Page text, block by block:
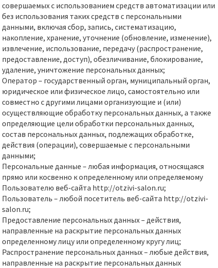
совершаемых с использованием средств автоматизации или
без использования таких средств с персональными
данными, включая сбор, запись, систематизацию,
накопление, хранение, уточнение (обновление, изменение),
извлечение, использование, передачу (распространение,
предоставление, доступ), обезличивание, блокирование,
удаление, уничтожение персональных данных;
Оператор – государственный орган, муниципальный орган,
юридическое или физическое лицо, самостоятельно или
совместно с другими лицами организующие и (или)
осуществляющие обработку персональных данных, а также
определяющие цели обработки персональных данных,
состав персональных данных, подлежащих обработке,
действия (операции), совершаемые с персональными
данными;
Персональные данные – любая информация, относящаяся
прямо или косвенно к определенному или определяемому
Пользователю веб-сайта http://otzivi-salon.ru;
Пользователь – любой посетитель веб-сайта http://otzivi-
salon.ru;
Предоставление персональных данных – действия,
направленные на раскрытие персональных данных
определенному лицу или определенному кругу лиц;
Распространение персональных данных – любые действия,
направленные на раскрытие персональных данных